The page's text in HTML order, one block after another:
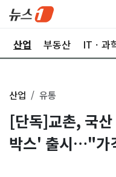
산업 부동산 ITㆍ과
산업 유통
[단독]교촌, 국
박스' 출시…"가